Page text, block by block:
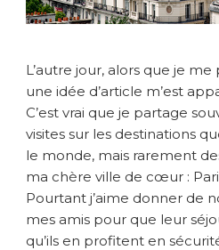
L’autre jour, alors que je
une idée d’article m’est
C’est vrai que je partage
visites sur les destinations
le monde, mais rarement
ma chère ville de cœur :
Pourtant j’aime donner de
mes amis pour que leur
qu’ils en profitent en